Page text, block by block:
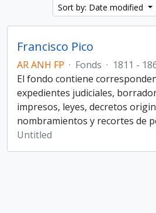
Sort by: Date modified
Francisco Pico
AR ANH FP · Fonds · 1811 -
El fondo contiene
expedientes judiciales,
impresos, leyes, decretos
nombramientos y recortes de
Untitled